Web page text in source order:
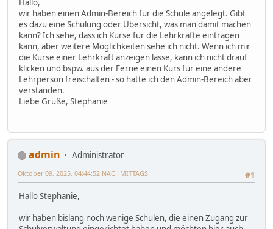
Hallo,
wir haben einen Admin-Bereich für die Schule angelegt. Gibt
es dazu eine Schulung oder Übersicht, was man damit machen
kann? Ich sehe, dass ich Kurse für die Lehrkräfte eintragen
kann, aber weitere Möglichkeiten sehe ich nicht. Wenn ich mir
die Kurse einer Lehrkraft anzeigen lasse, kann ich nicht drauf
klicken und bspw. aus der Ferne einen Kurs für eine andere
Lehrperson freischalten - so hatte ich den Admin-Bereich aber
verstanden.
Liebe Grüße, Stephanie
admin
Administrator
#1
Oktober 09, 2025, 04:44:52 NACHMITTAGS
Hallo Stephanie,
wir haben bislang noch wenige Schulen, die einen Zugang zur